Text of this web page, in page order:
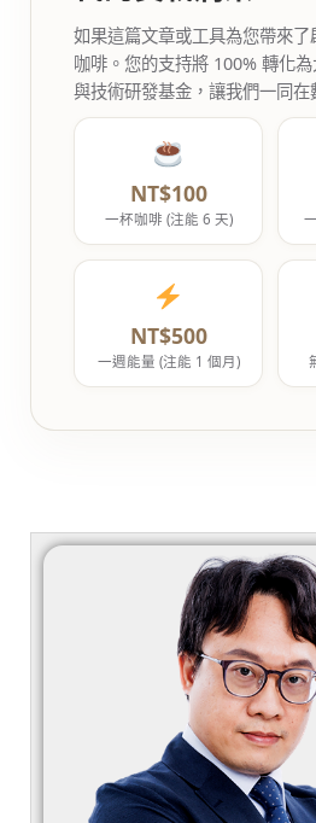
如果這篇文章或工具為您帶來
咖啡。您的支持將 100% 轉化
與技術研發基金，讓我們一同在
NT$100
一杯咖啡 (注能 6 天)
NT$500
一週能量 (注能 1 個月)